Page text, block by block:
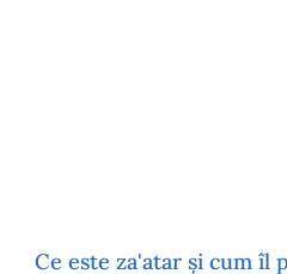
Ce este za'atar și cum îl